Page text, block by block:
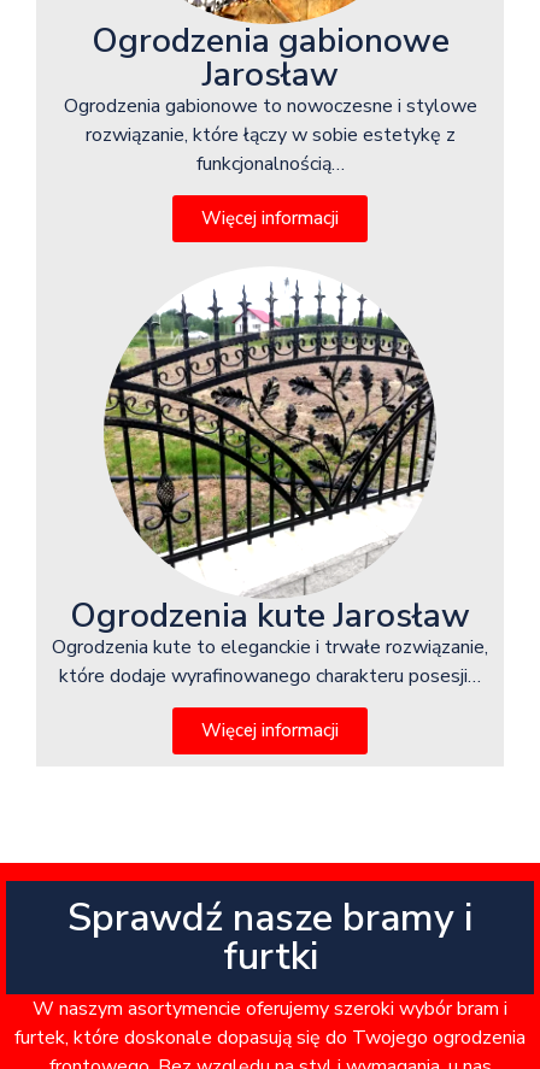
Ogrodzenia gabionowe
Jarosław
Ogrodzenia gabionowe to nowoczesne i stylowe
rozwiązanie, które łączy w sobie estetykę z
funkcjonalnością…
Więcej informacji
Ogrodzenia kute Jarosław
Ogrodzenia kute to eleganckie i trwałe rozwiązanie,
które dodaje wyrafinowanego charakteru posesji…
Więcej informacji
Sprawdź nasze bramy i
furtki
W naszym asortymencie oferujemy szeroki wybór bram i
furtek, które doskonale dopasują się do Twojego ogrodzenia